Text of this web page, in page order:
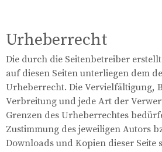
Urheberrecht
Die durch die Seitenbetreiber
auf diesen Seiten unterliegen dem
Urheberrecht. Die Vervielfältigung,
Verbreitung und jede Art der
Grenzen des Urheberrechtes
Zustimmung des jeweiligen Autors
Downloads und Kopien dieser